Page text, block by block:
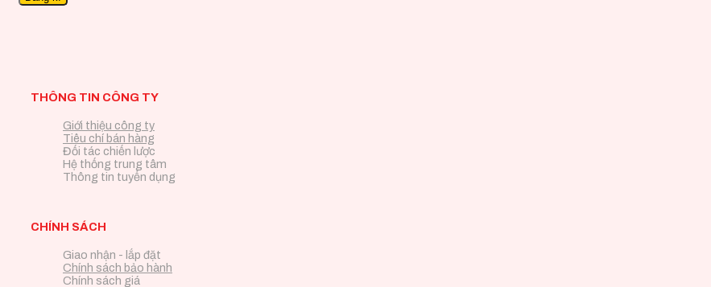
THÔNG TIN CÔNG TY
Giới thiệu công ty
Tiêu chí bán hàng
Đối tác chiến lược
Hệ thống trung tâm
Thông tin tuyển dụng
CHÍNH SÁCH
Giao nhận - lắp đặt
Chính sách bảo hành
Chính sách giá